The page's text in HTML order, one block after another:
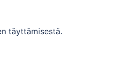
täyttämisestä.